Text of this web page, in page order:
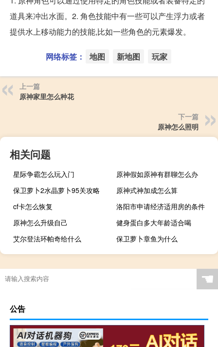
道具来冲出水面。2. 角色技能中有一些可以产生浮力或者
提供水上移动能力的技能,比如一些角色的元素爆发。
网络标签： 地图 新地图 玩家
上一篇
原神家里怎么种花
下一篇
原神怎么照明
相关问题
星际争霸怎么玩入门
原神假如原神有群聊怎么办
保卫萝卜2水晶萝卜95关攻略
原神式神加成怎么算
cf卡怎么恢复
洛阳市申请经济适用房的条件
原神怎么升级自己
健身蛋白多大年龄适合喝
艾尔登法环帕奇给什么
保卫萝卜章鱼为什么
☚
公告